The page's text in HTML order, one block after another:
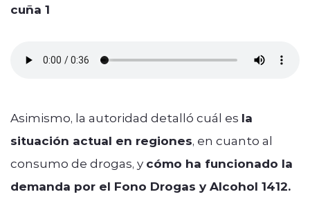
cuña 1
Asimismo, la autoridad detalló cuál es la
situación actual en regiones, en cuanto al
consumo de drogas, y cómo ha funcionado la
demanda por el Fono Drogas y Alcohol 1412.